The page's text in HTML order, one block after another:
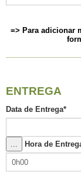
=> Para adicionar
ENTREGA
Data de Entrega*
... Hora de